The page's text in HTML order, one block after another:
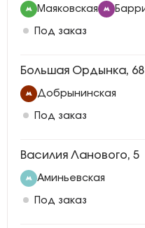
Маяковская
Под заказ
Большая Ордынка, 68
Добрынинская
Под заказ
Василия Ланового, 5
Аминьевская
Под заказ